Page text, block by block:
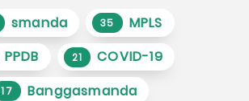
smanda 35 MPLS
PPDB 21 COVID-19
17 Banggasmanda